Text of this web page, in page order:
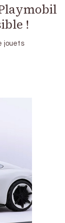
!
jouets